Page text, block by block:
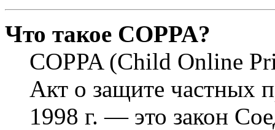
Что такое COPPA?
COPPA (Child Online
Акт о защите частных
1998 г. — это закон